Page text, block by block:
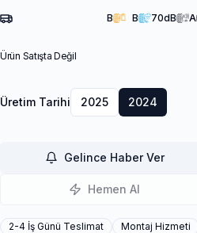
B B 70dB A
Ürün Satışta Değil
Üretim Tarihi 2025 2024
Gelince Haber Ver
Hemen Al
2-4 İş Günü Teslimat
Montaj Hizmeti